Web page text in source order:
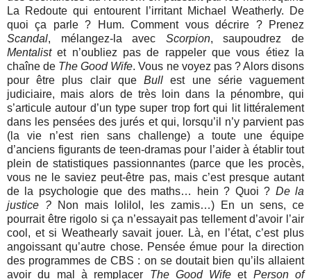
La Redoute qui entourent l’irritant Michael Weatherly. De
quoi ça parle ? Hum. Comment vous décrire ? Prenez
Scandal, mélangez-la avec Scorpion, saupoudrez de
Mentalistet n’oubliez pas de rappeler que vous étiez la
chaîne de The Good Wife. Vous ne voyez pas ? Alors disons
pour être plus clair queBull est une série vaguement
judiciaire, mais alors de très loin dans la pénombre, qui
s’articule autour d’un type super trop fort qui lit littéralement
dans les pensées des jurés et qui, lorsqu’il n’y parvient pas
(la vie n’est rien sans challenge) a toute une équipe
d’anciens figurants de teen-dramas pour l’aider à établir tout
plein de statistiques passionnantes (parce que les procès,
vous ne le saviez peut-être pas, mais c’est presque autant
de la psychologie que des maths… hein ? Quoi ? De la
justice ? Non mais lolilol, les zamis…) En un sens, ce
pourrait être rigolo si ça n’essayait pas tellement d’avoir l’air
cool, et si Weathearly savait jouer. Là, en l’état, c’est plus
angoissant qu’autre chose. Pensée émue pour la direction
des programmes de CBS : on se doutait bien qu’ils allaient
avoir du mal à remplacer The Good Wife et Person of